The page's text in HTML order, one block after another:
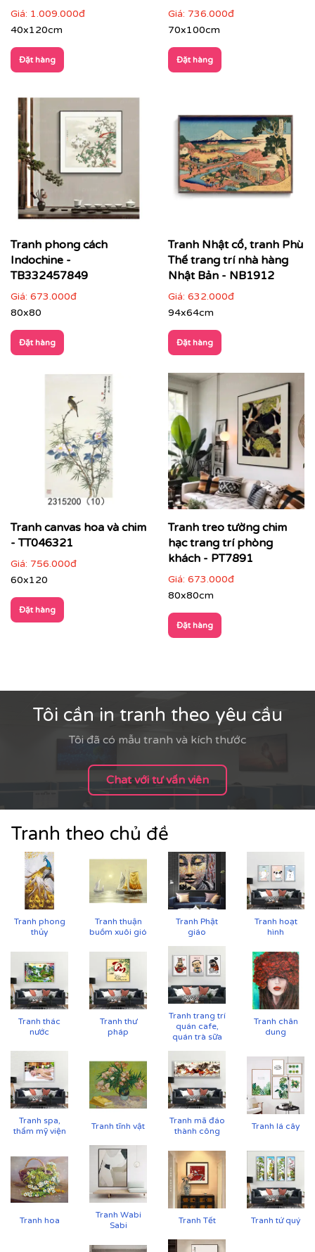
✔ Không gian quán cà phê, khách sạn, spa
nghiệm vừa hoài niệm vừa hiện đại.
CHẤT LIỆU & CHẤT LƯỢNG TRANH PRINTEK
Printek, mỗi bức tranh Indochine được sản xuất với
tiêu chuẩn cao:
Vải canvas dày dặn, bề mặt sần nhẹ, giữ màu tốt,
không lo bạc phai màu.
Tăng độ bám mực, cho hình ảnh sắc nét, sống
động.
Cận cảnh tranh in trên chất liệu canvas công nghệ in
Giá: 1.009.000đ
40x120cm
Đặt hàng
Giá: 736.000đ
70x100cm
Đặt hàng
Tranh phong cách
Indochine -
TB332457849
Giá: 673.000đ
80x80
Đặt hàng
Tranh Nhật cổ, tranh Phù
Thế trang trí nhà hàng
Nhật Bản - NB1912
Giá: 632.000đ
94x64cm
Đặt hàng
Tranh canvas hoa và chim
- TT046321
Giá: 756.000đ
60x120
Đặt hàng
Tranh treo tường chim
hạc trang trí phòng
khách - PT7891
Giá: 673.000đ
80x80cm
Đặt hàng
Tôi cần in tranh theo yêu cầu
Tôi đã có mẫu tranh và kích thước
Chat với tư vấn viên
Tranh theo chủ đề
Tranh phong
thủy
Tranh thuận
buồm xuôi gió
Tranh Phật
giáo
Tranh hoạt
hình
Tranh thác
nước
Tranh thư
pháp
Tranh trang trí
quán cafe,
quán trà sữa
Tranh chân
dung
Tranh spa,
thẩm mỹ viện
Tranh tĩnh vật
Tranh mã đáo
thành công
Tranh lá cây
Tranh hoa
Tranh Wabi
Sabi
Tranh Tết Tranh tứ quý